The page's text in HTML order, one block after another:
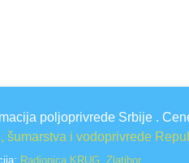
poljoprivrede Srbije .
šumarstva i vodoprivrede
Radionica KRUG, Zlatibor